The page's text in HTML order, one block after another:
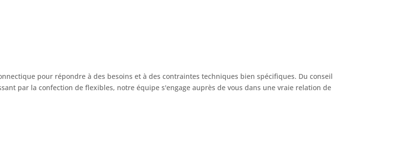
pour répondre à des besoins et à des contraintes techniques bien spécifiques. Du conseil
par la confection de flexibles, notre équipe s'engage auprès de vous dans une vraie relation de